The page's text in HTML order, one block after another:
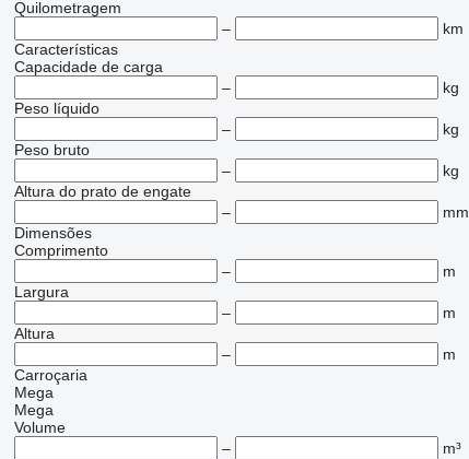
Quilometragem
–
km
Características
Capacidade de carga
–
kg
Peso líquido
–
kg
Peso bruto
–
kg
Altura do prato de engate
–
mm
Dimensões
Comprimento
–
m
Largura
–
m
Altura
–
m
Carroçaria
Mega
Mega
Volume
–
m³